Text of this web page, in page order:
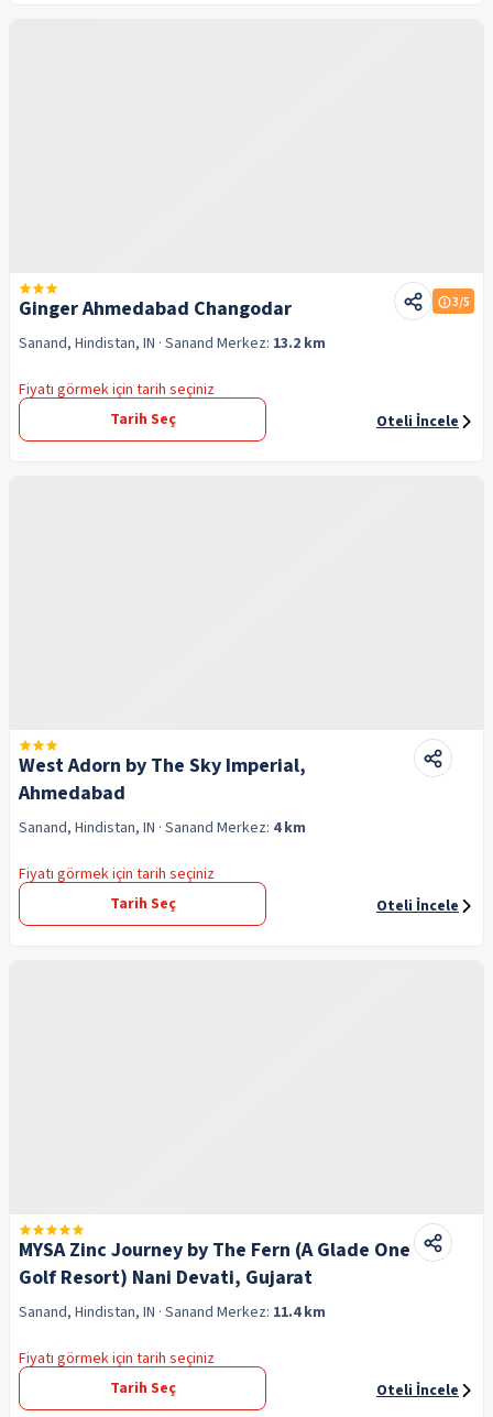
Ginger Ahmedabad Changodar 3/5
Sanand, Hindistan, IN · Sanand Merkez: 13.2 km
Fiyatı görmek için tarih seçiniz
Tarih Seç
Oteli İncele
West Adorn by The Sky Imperial,
Ahmedabad
Sanand, Hindistan, IN · Sanand Merkez: 4 km
Fiyatı görmek için tarih seçiniz
Tarih Seç
Oteli İncele
MYSA Zinc Journey by The Fern (A Glade One
Golf Resort) Nani Devati, Gujarat
Sanand, Hindistan, IN · Sanand Merkez: 11.4 km
Fiyatı görmek için tarih seçiniz
Tarih Seç
Oteli İncele